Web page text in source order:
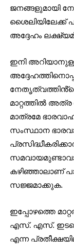
ജനങ്ങളുമായി
ശൈലിയിലേക്ക്
അദ്ദേഹം
ഇനി
മാറ്റത്തിൽ
മാത്രമേ
സംസ്ഥാന
കഴിഞ്ഞാലാണ്
സജ്ജമാക്കുക.
ഇപ്പോഴത്തെ
എസ്. എസ്.
എന്ന